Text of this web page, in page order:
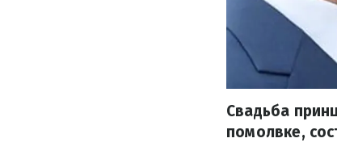
Свадьба
помолвке,